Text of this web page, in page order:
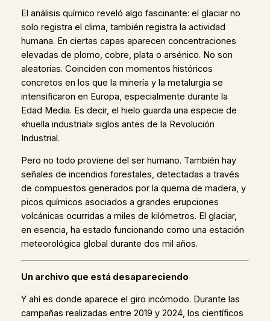
El análisis químico reveló algo fascinante: el glaciar no
solo registra el clima, también registra la actividad
humana. En ciertas capas aparecen concentraciones
elevadas de plomo, cobre, plata o arsénico. No son
aleatorias. Coinciden con momentos históricos
concretos en los que la minería y la metalurgia se
intensificaron en Europa, especialmente durante la
Edad Media. Es decir, el hielo guarda una especie de
«huella industrial» siglos antes de la Revolución
Industrial.
Pero no todo proviene del ser humano. También hay
señales de incendios forestales, detectadas a través
de compuestos generados por la quema de madera, y
picos químicos asociados a grandes erupciones
volcánicas ocurridas a miles de kilómetros. El glaciar,
en esencia, ha estado funcionando como una estación
meteorológica global durante dos mil años.
Un archivo que está desapareciendo
Y ahí es donde aparece el giro incómodo. Durante las
campañas realizadas entre 2019 y 2024, los científicos